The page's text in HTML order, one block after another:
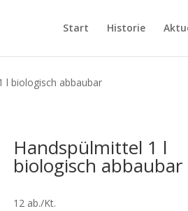
Start Historie
l biologisch abbaubar
Handspülmittel 1 l
biologisch abbaubar
12 ab./Kt.